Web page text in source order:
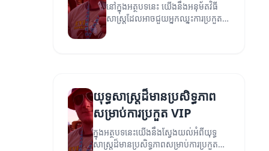
នៅក្នុងអត្ថបទនេះ យើងនឹងអនុម័តវិធី
សាស្ត្រដែលអាចជួយអ្នកឈ្នះការប្រកួត
យុទ្ធសាស្ត្រដ៏មានប្រសិទ្ធភាព
សម្រាប់ការប្រកួត VIP
ក្នុងអត្ថបទនេះយើងនឹងស្វែងយល់អំពីយុទ្ធ
សាស្ត្រដ៏មានប្រសិទ្ធភាពសម្រាប់ការប្រកួត